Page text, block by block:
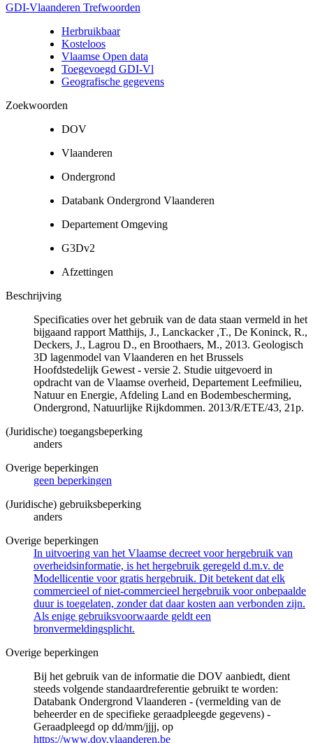
GDI-Vlaanderen Trefwoorden
Herbruikbaar
Kosteloos
Vlaamse Open data
Toegevoegd GDI-Vl
Geografische gegevens
Zoekwoorden
DOV
Vlaanderen
Ondergrond
Databank Ondergrond Vlaanderen
Departement Omgeving
G3Dv2
Afzettingen
Beschrijving
Specificaties over het gebruik van de data staan vermeld in het
bijgaand rapport Matthijs, J., Lanckacker ,T., De Koninck, R.,
Deckers, J., Lagrou D., en Broothaers, M., 2013. Geologisch
3D lagenmodel van Vlaanderen en het Brussels
Hoofdstedelijk Gewest - versie 2. Studie uitgevoerd in
opdracht van de Vlaamse overheid, Departement Leefmilieu,
Natuur en Energie, Afdeling Land en Bodembescherming,
Ondergrond, Natuurlijke Rijkdommen. 2013/R/ETE/43, 21p.
(Juridische) toegangsbeperking
anders
Overige beperkingen
geen beperkingen
(Juridische) gebruiksbeperking
anders
Overige beperkingen
In uitvoering van het Vlaamse decreet voor hergebruik van
overheidsinformatie, is het hergebruik geregeld d.m.v. de
Modellicentie voor gratis hergebruik. Dit betekent dat elk
commercieel of niet-commercieel hergebruik voor onbepaalde
duur is toegelaten, zonder dat daar kosten aan verbonden zijn.
Als enige gebruiksvoorwaarde geldt een
bronvermeldingsplicht.
Overige beperkingen
Bij het gebruik van de informatie die DOV aanbiedt, dient
steeds volgende standaardreferentie gebruikt te worden:
Databank Ondergrond Vlaanderen - (vermelding van de
beheerder en de specifieke geraadpleegde gegevens) -
Geraadpleegd op dd/mm/jjjj, op
https://www.dov.vlaanderen.be